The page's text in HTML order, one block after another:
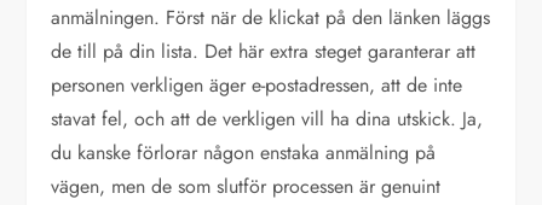
anmälningen. Först när de klickat på den länken läggs
de till på din lista. Det här extra steget garanterar att
personen verkligen äger e-postadressen, att de inte
stavat fel, och att de verkligen vill ha dina utskick. Ja,
du kanske förlorar någon enstaka anmälning på
vägen, men de som slutför processen är genuint